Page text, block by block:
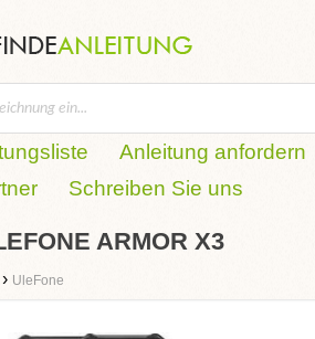
Anleitung anfordern
Schreiben Sie uns
ARMOR X3
› UleFone